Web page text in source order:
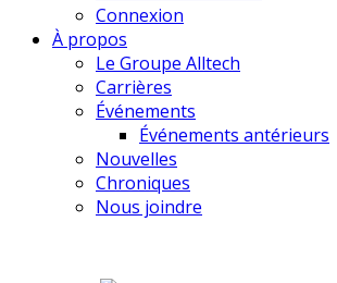
Connexion
À propos
Le Groupe Alltech
Carrières
Événements
Événements antérieurs
Nouvelles
Chroniques
Nous joindre